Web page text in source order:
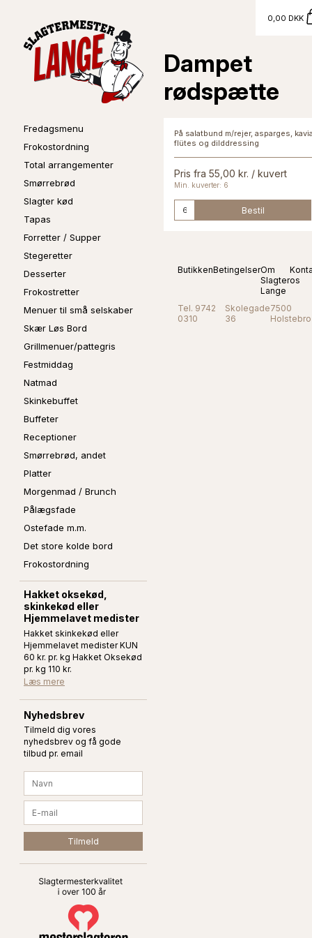
Fredagsmenu
Frokostordning
Total arrangementer
Smørrebrød
Slagter kød
Tapas
Forretter / Supper
Stegeretter
Desserter
Frokostretter
Menuer til små selskaber
Skær Løs Bord
Grillmenuer/pattegris
Festmiddag
Natmad
Skinkebuffet
Buffeter
Receptioner
Smørrebrød, andet
Platter
Morgenmad / Brunch
Pålægsfade
Ostefade m.m.
Det store kolde bord
Frokostordning
Hakket oksekød,
skinkekød eller
Hjemmelavet medister
Hakket skinkekød eller
Hjemmelavet medister KUN
60 kr. pr. kg Hakket Oksekød
pr. kg 110 kr.
Læs mere
Nyhedsbrev
Tilmeld dig vores
nyhedsbrev og få gode
tilbud pr. email
0,00 DKK
Dampet
rødspætte
På salatbund m/rejer, asparges,
flütes og dilddressing
Pris fra 55,00 kr. / kuvert
Min. kuverter: 6
Bestil
ButikkenBetingelserOm
Slagter
Lange
os
Tel. 9742
0310
Skolegade
36
7500
Holstebro